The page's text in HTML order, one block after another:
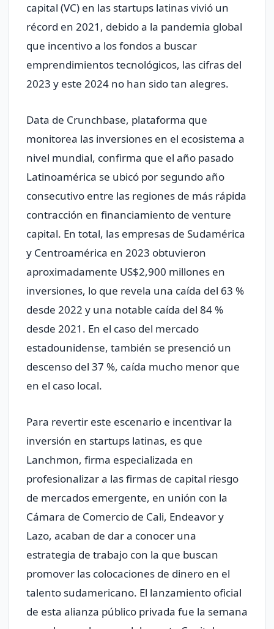
capital (VC) en las startups latinas vivió un
récord en 2021, debido a la pandemia global
que incentivo a los fondos a buscar
emprendimientos tecnológicos, las cifras del
2023 y este 2024 no han sido tan alegres.
Data de Crunchbase, plataforma que
monitorea las inversiones en el ecosistema a
nivel mundial, confirma que el año pasado
Latinoamérica se ubicó por segundo año
consecutivo entre las regiones de más rápida
contracción en financiamiento de venture
capital. En total, las empresas de Sudamérica
y Centroamérica en 2023 obtuvieron
aproximadamente US$2,900 millones en
inversiones, lo que revela una caída del 63 %
desde 2022 y una notable caída del 84 %
desde 2021. En el caso del mercado
estadounidense, también se presenció un
descenso del 37 %, caída mucho menor que
en el caso local.
Para revertir este escenario e incentivar la
inversión en startups latinas, es que
Lanchmon, firma especializada en
profesionalizar a las firmas de capital riesgo
de mercados emergente, en unión con la
Cámara de Comercio de Cali, Endeavor y
Lazo, acaban de dar a conocer una
estrategia de trabajo con la que buscan
promover las colocaciones de dinero en el
talento sudamericano. El lanzamiento oficial
de esta alianza público privada fue la semana